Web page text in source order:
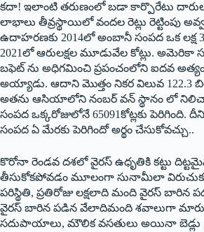
కదా! ఇలాంటి తరుణంలో బడా కార్పొరేటు
లాభాలు తీవ్రస్థాయిలో వందల రెట్లు రెట్టింపు
ఉదాహరణకు 2014లో అంబానీ సంపద ఒక లక్ష
2021లో ఆరులక్షల మూడువేల కోట్లు. అమెరికా
‌బఫెట్‌ ‌ను అధిగమించి ప్రపంచంలోని ఐదవ
అయ్యాడు. ఆదాని మొత్తం నికర విలువ 122.3
అతను ఆసియాలోని నంబర్‌ ‌వన్‌ ‌స్థానం లో
సంపద ఒక్కరోజులోనే 65091కోట్లకు పెరిగింది.
సంపద ఏ మేరకు పెరిగిందో అర్థం చేసుకోవచ్చు..
కొరోనా రెండవ దశలో వైరస్‌ ఉధృతికి కట్టు
తీసుకోకపోవడం మూలంగా సునామీలా
పరిస్థితి, ప్రతిరోజు లక్షలాది మంది వైరస్‌ ‌బారిన
వైరస్‌ ‌బారిన పడిన వేలాదిమంది శవాలుగా
సదుపాయాలు, మౌలిక వసతులు అయినా బెడ్లు